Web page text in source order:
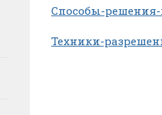
Способы-
Техники-